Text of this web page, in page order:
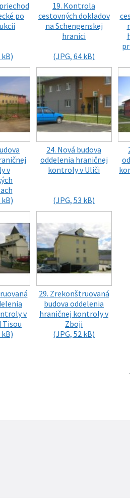
po
kB)
19. Kontrola
cestovných dokladov
na Schengenskej
hranici
(JPG, 64 kB)
v
kB)
24. Nová budova
oddelenia hraničnej
kontroly v Uliči
(JPG, 53 kB)
v
Tisou
kB)
29. Zrekonštruovaná
budova oddelenia
hraničnej kontroly v
Zboji
(JPG, 52 kB)